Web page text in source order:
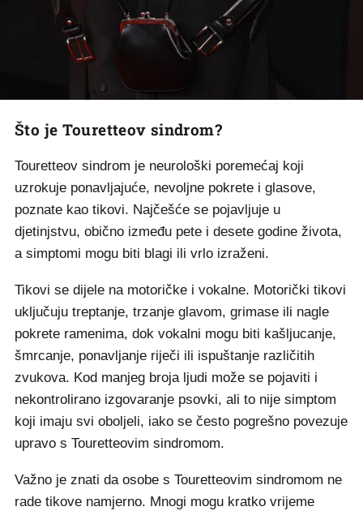
Što je Touretteov sindrom?
Touretteov sindrom je neurološki poremećaj koji
uzrokuje ponavljajuće, nevoljne pokrete i glasove,
poznate kao tikovi. Najčešće se pojavljuje u
djetinjstvu, obično između pete i desete godine života,
a simptomi mogu biti blagi ili vrlo izraženi.
Tikovi se dijele na motoričke i vokalne. Motorički tikovi
uključuju treptanje, trzanje glavom, grimase ili nagle
pokrete ramenima, dok vokalni mogu biti kašljucanje,
šmrcanje, ponavljanje riječi ili ispuštanje različitih
zvukova. Kod manjeg broja ljudi može se pojaviti i
nekontrolirano izgovaranje psovki, ali to nije simptom
koji imaju svi oboljeli, iako se često pogrešno povezuje
upravo s Touretteovim sindromom.
Važno je znati da osobe s Touretteovim sindromom ne
rade tikove namjerno. Mnogi mogu kratko vrijeme